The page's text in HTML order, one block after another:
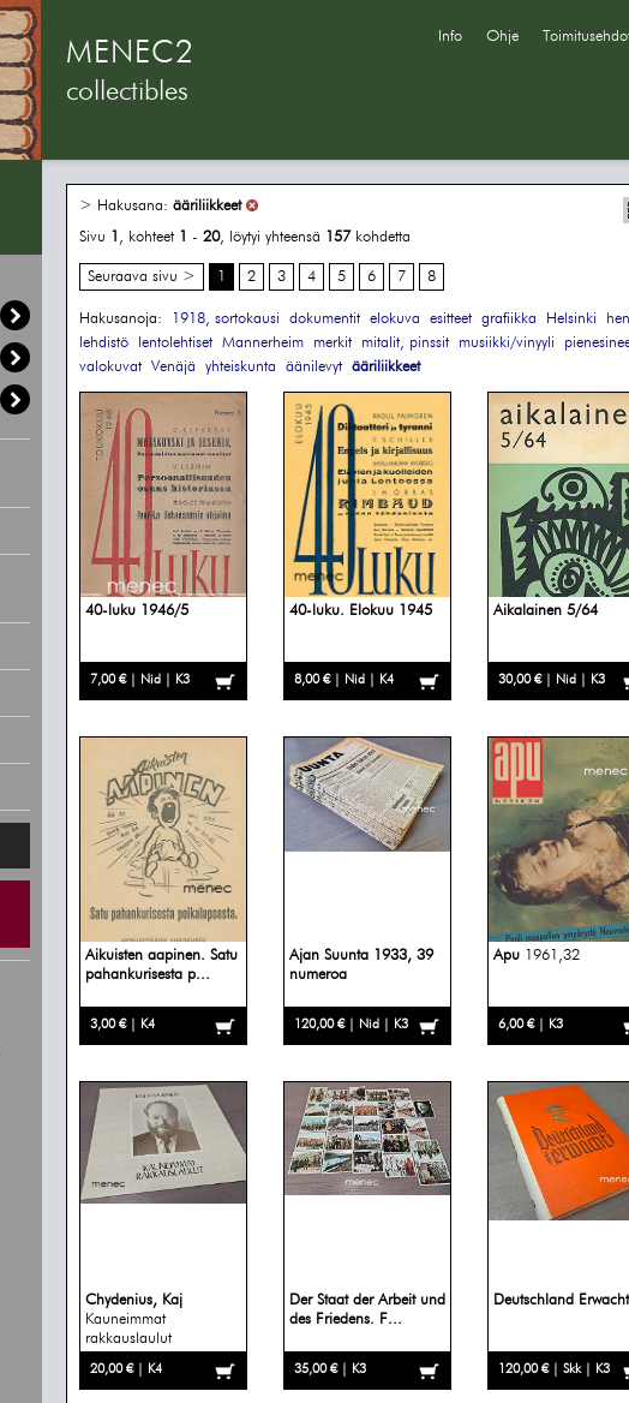
MENEC2
collectibles
Info Ohje
> Hakusana: ääriliikkeet
Sivu 1 , kohteet 1 - 20, löytyi yhteensä 157 kohdetta
Seuraava sivu > 1 2 3 4 5 6 7 8
Hakusanoja: 1918, sortokausi dokumentit elokuva esitteet grafiikka Helsinki
lehdistö
lentolehtiset Mannerheim merkit mitalit, pinssit musiikki/vinyyli
valokuvat
Venäjä yhteiskunta äänilevyt ääriliikkeet
40-luku 1946/5
7,00 € | Nid | K3
40-luku. Elokuu 1945
8,00 € | Nid | K4
Aikalainen 5/64
30,00 € | Nid | K3
Aikuisten aapinen. Satu
pahankurisesta p...
3,00 € | K4
Ajan Suunta 1933, 39
numeroa
120,00 € | Nid | K3
Apu 1961,32
6,00 € | K3
Chydenius, Kaj
Kauneimmat
rakkauslaulut
20,00 € | K4
Der Staat der Arbeit und
des Friedens. F...
35,00 € | K3
Deutschland Erwacht
120,00 € | Skk | K3